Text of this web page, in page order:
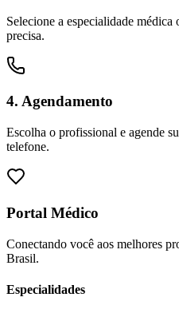
Selecione a especialidade
precisa.
4. Agendamento
Escolha o profissional e agende
telefone.
Portal Médico
Conectando você aos melhores
Brasil.
Especialidades